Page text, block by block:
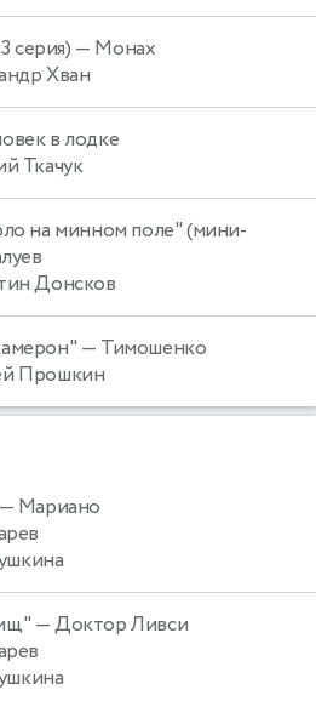
серия) — Монах
Хван
в лодке
Ткачук
на минном поле" (мини-
Донсков
— Тимошенко
Прошкин
— Мариано
— Доктор Ливси